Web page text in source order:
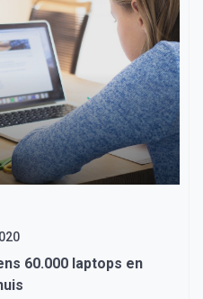
60.000 laptops en